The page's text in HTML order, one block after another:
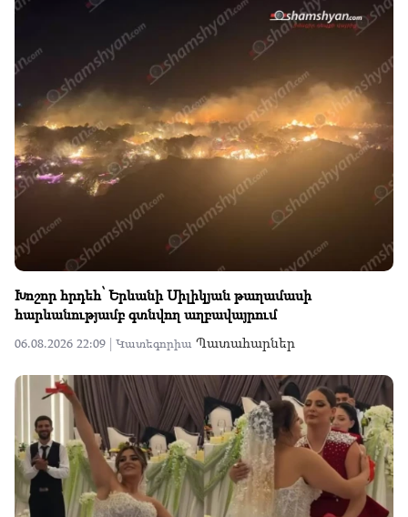
Խոշոր հրդեհ՝ Երևանի Սիլիկյան թաղամասի
հարևանությամբ գտնվող աղբավայրում
06.08.2026 22:09 | Կատեգորիա Պատահարներ